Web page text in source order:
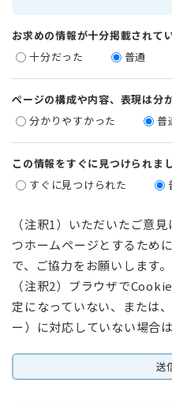
お求めの情報が十分掲載されて
十分だった
普通
ページの構成や内容、表現は分
分かりやすかった
普
この情報をすぐに見つけられま
すぐに見つけられた
（注釈1）いただいたご意
つホームページとするため
で、ご協力をお願いします。
（注釈2）ブラウザで
定になっていない、または
ー）に対応していない場合